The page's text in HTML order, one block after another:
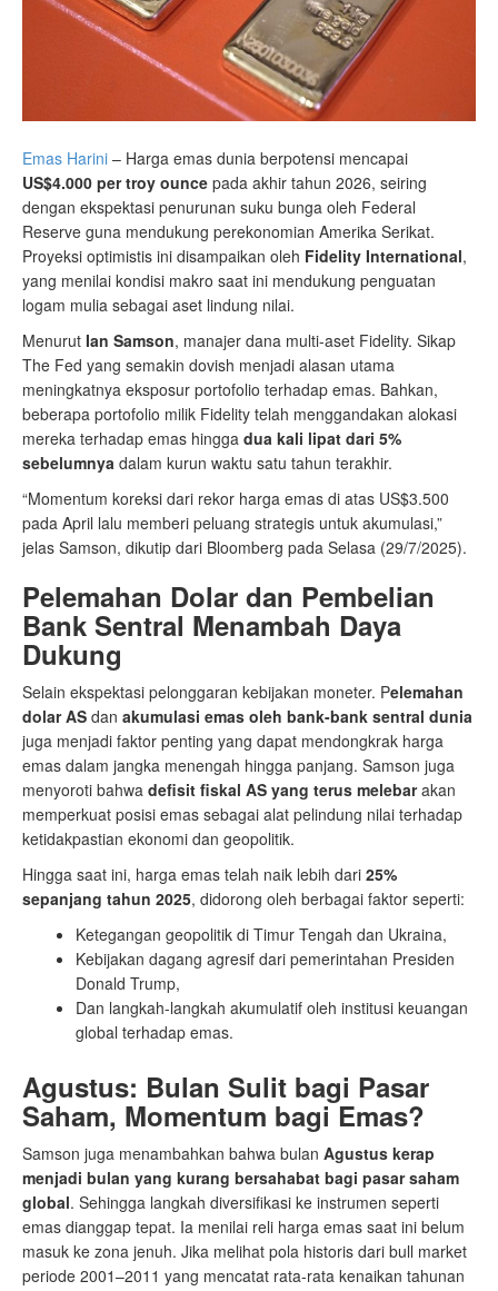
Emas Harini – Harga emas dunia berpotensi mencapai
US$4.000 per troy ounce pada akhir tahun 2026, seiring
dengan ekspektasi penurunan suku bunga oleh Federal
Reserve guna mendukung perekonomian Amerika Serikat.
Proyeksi optimistis ini disampaikan oleh Fidelity International,
yang menilai kondisi makro saat ini mendukung penguatan
logam mulia sebagai aset lindung nilai.
Menurut Ian Samson, manajer dana multi-aset Fidelity. Sikap
The Fed yang semakin dovish menjadi alasan utama
meningkatnya eksposur portofolio terhadap emas. Bahkan,
beberapa portofolio milik Fidelity telah menggandakan alokasi
mereka terhadap emas hingga dua kali lipat dari 5%
sebelumnya dalam kurun waktu satu tahun terakhir.
“Momentum koreksi dari rekor harga emas di atas US$3.500
pada April lalu memberi peluang strategis untuk akumulasi,”
jelas Samson, dikutip dari Bloomberg pada Selasa (29/7/2025).
Pelemahan Dolar dan Pembelian
Bank Sentral Menambah Daya
Dukung
Selain ekspektasi pelonggaran kebijakan moneter. Pelemahan
dolar AS dan akumulasi emas oleh bank-bank sentral dunia
juga menjadi faktor penting yang dapat mendongkrak harga
emas dalam jangka menengah hingga panjang. Samson juga
menyoroti bahwa defisit fiskal AS yang terus melebarakan
memperkuat posisi emas sebagai alat pelindung nilai terhadap
ketidakpastian ekonomi dan geopolitik.
Hingga saat ini, harga emas telah naik lebih dari 25%
sepanjang tahun 2025, didorong oleh berbagai faktor seperti:
Ketegangan geopolitik di Timur Tengah dan Ukraina,
Kebijakan dagang agresif dari pemerintahan Presiden
Donald Trump,
Dan langkah-langkah akumulatif oleh institusi keuangan
global terhadap emas.
Agustus: Bulan Sulit bagi Pasar
Saham, Momentum bagi Emas?
Samson juga menambahkan bahwa bulan Agustus kerap
menjadi bulan yang kurang bersahabat bagi pasar saham
global. Sehingga langkah diversifikasi ke instrumen seperti
emas dianggap tepat. Ia menilai reli harga emas saat ini belum
masuk ke zona jenuh. Jika melihat pola historis dari bull market
periode 2001–2011 yang mencatat rata-rata kenaikan tahunan